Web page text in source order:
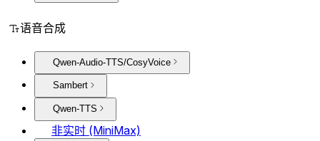
语音合成
Qwen-Audio-TTS/CosyVoice
Sambert
Qwen-TTS
非实时 (MiniMax)